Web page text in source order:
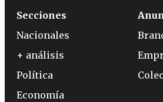
Secciones
Nacionales
+ análisis
Política
Economía